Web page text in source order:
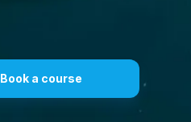
Book a course